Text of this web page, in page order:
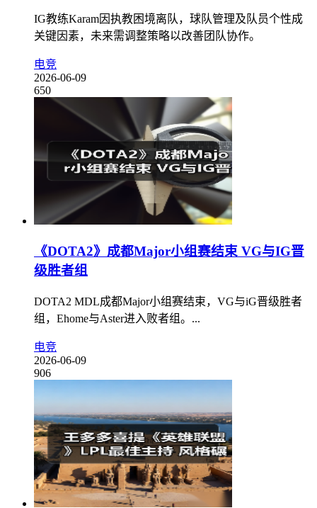
IG教练Karam因执教困境离队，球队管理及队员个性成
关键因素，未来需调整策略以改善团队协作。
电竞
2026-06-09
650
《DOTA2》成都Major小组赛结束 VG与IG晋
级胜者组
DOTA2 MDL成都Major小组赛结束，VG与iG晋级胜者
组，Ehome与Aster进入败者组。...
电竞
2026-06-09
906